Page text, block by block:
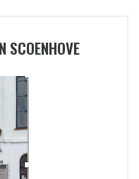
SCOENHOVE